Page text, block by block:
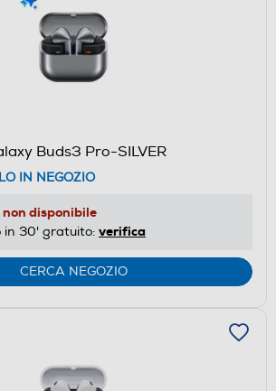
Buds3 Pro-SILVER
IN NEGOZIO
non disponibile
in 30' gratuito: verifica
CERCA NEGOZIO